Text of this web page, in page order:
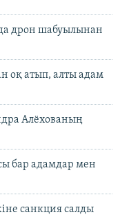
дрон шабуылынан
оқ атып, алты адам
Алёхованың
бар адамдар мен
санкция салды